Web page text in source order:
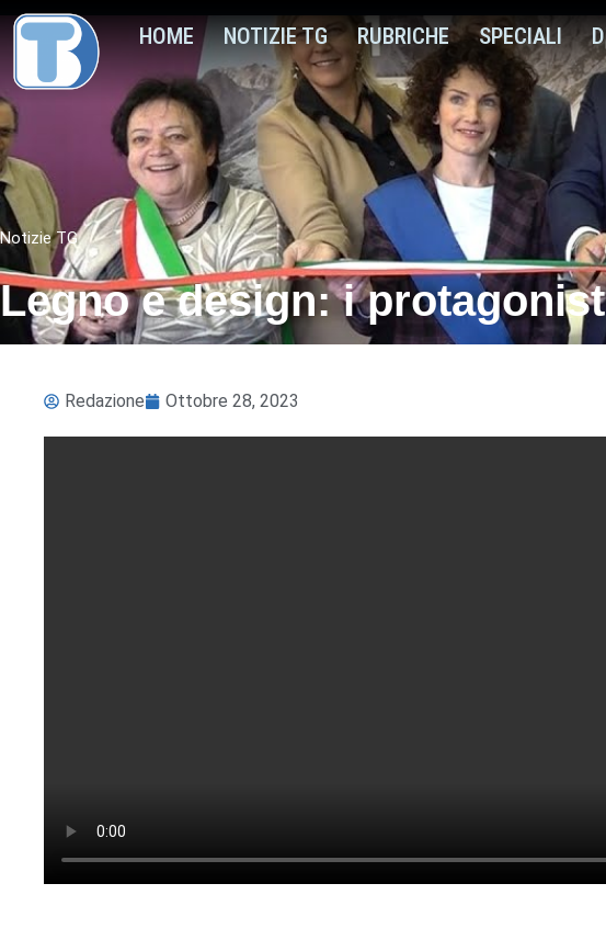
HOME NOTIZIE TG RUBRICHE SPECIALI
Notizie TG
Legno e design: i
Redazione Ottobre 28, 2023